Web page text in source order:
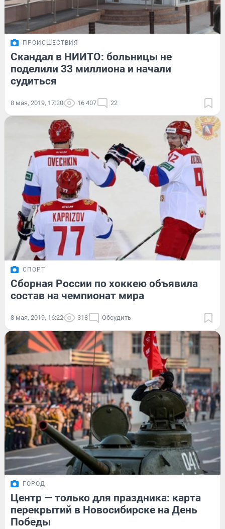
ПРОИСШЕСТВИЯ
Скандал в НИИТО: больницы не
поделили 33 миллиона и начали
судиться
8 мая, 2019, 17:20 16 407 22
СПОРТ
Сборная России по хоккею объявила
состав на чемпионат мира
8 мая, 2019, 16:22 318 Обсудить
ГОРОД
Центр — только для праздника: карта
перекрытий в Новосибирске на День
Победы